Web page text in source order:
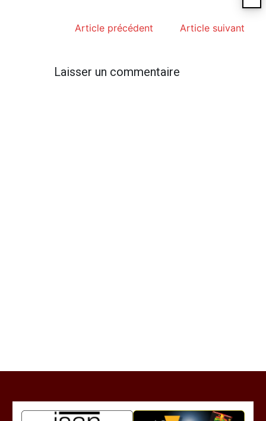
Article précédent Article suivant
Laisser un commentaire